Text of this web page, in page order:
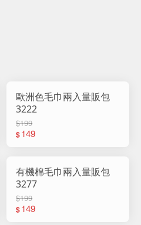
歐洲色毛巾兩入量販包
3222
$199
$149
有機棉毛巾兩入量販包
3277
$199
$149